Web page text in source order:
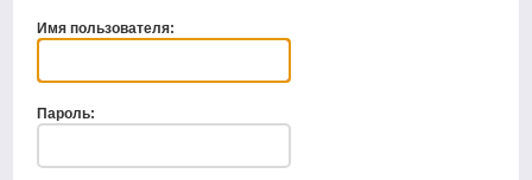
Имя пользователя:
Пароль: